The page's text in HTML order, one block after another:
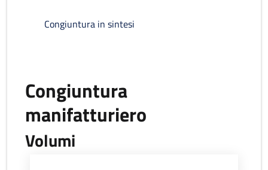
Congiuntura in sintesi
Congiuntura
manifatturiero
Volumi